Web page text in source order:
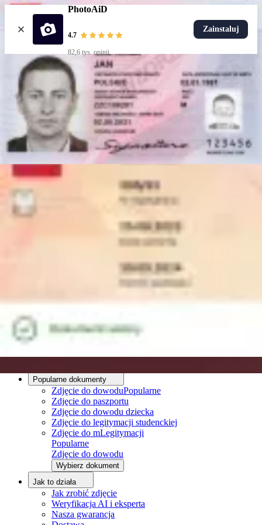
PhotoAiD
4.7
82,6 tys. opinii
Zainstaluj
Popularne dokumenty
Zdjęcie do dowoduPopularne
Zdjęcie do paszportu
Zdjęcie do dowodu dziecka
Zdjęcie do legitymacji studenckiej
Zdjęcie do mLegitymacji
Popularne
Zdjęcie do dowodu
Wybierz dokument
Jak to działa
Weryfikacja AI i eksperta
Zdjęcie do dowodu - wymagania
Zdjęcie do dowodu - aplikacja
O nas
Proces edycji
Popularne dokumenty
Zdjęcie do dowoduPopularne
Zdjęcie do paszportu
Zdjęcie do dowodu dziecka
Zdjęcie do legitymacji studenckiej
Zdjęcie do mLegitymacji
Popularne
Zdjęcie do dowodu
Wybierz dokument
Jak to działa
Jak zrobić zdjęcie
Weryfikacja AI i eksperta
Nasza gwarancja